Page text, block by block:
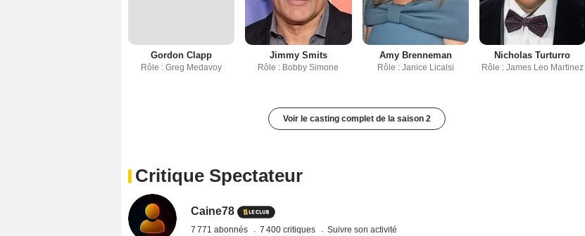
Gordon Clapp
Rôle : Greg Medavoy
Jimmy Smits
Rôle : Bobby Simone
Amy Brenneman
Rôle : Janice Licalsi
Nicholas Turturro
Rôle : James Leo Martinez
Voir le casting complet de la saison 2
Critique Spectateur
Caine78
7 771 abonnés 7 400 critiques Suivre son activité